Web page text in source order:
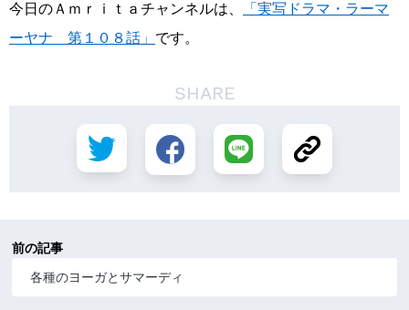
今日のＡｍｒｉｔａチャンネルは、
「実写ドラマ・ラーマ
ーヤナ 第１０８話」 です。
SHARE
前の記事
各種のヨーガとサマーディ